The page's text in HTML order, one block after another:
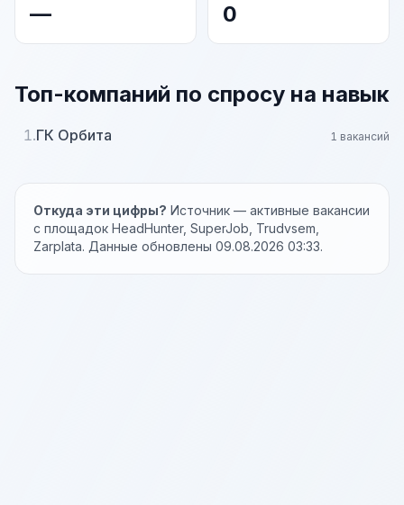
— 0
Топ-компаний по спросу на навык
1.ГК Орбита 1 вакансий
Откуда эти цифры? Источник — активные вакансии
с площадок HeadHunter, SuperJob, Trudvsem,
Zarplata. Данные обновлены 09.08.2026 03:33.